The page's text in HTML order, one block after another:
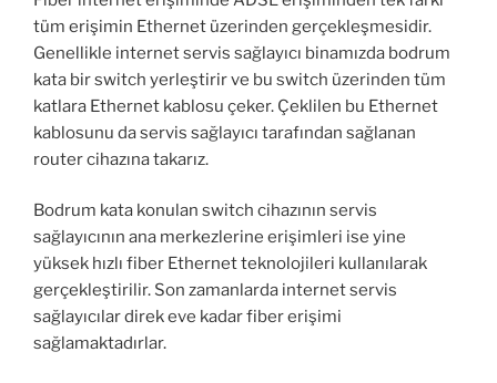
tüm erişimin Ethernet üzerinden gerçekleşmesidir.
Genellikle internet servis sağlayıcı binamızda bodrum
kata bir switch yerleştirir ve bu switch üzerinden tüm
katlara Ethernet kablosu çeker. Çeklilen bu Ethernet
kablosunu da servis sağlayıcı tarafından sağlanan
router cihazına takarız.
Bodrum kata konulan switch cihazının servis
sağlayıcının ana merkezlerine erişimleri ise yine
yüksek hızlı fiber Ethernet teknolojileri kullanılarak
gerçekleştirilir. Son zamanlarda internet servis
sağlayıcılar direk eve kadar fiber erişimi
sağlamaktadırlar.